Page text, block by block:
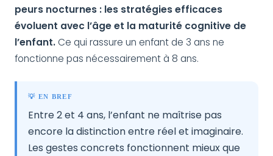
peurs nocturnes : les stratégies efficaces
évoluent avec l’âge et la maturité cognitive de
l’enfant.Ce qui rassure un enfant de 3 ans ne
fonctionne pas nécessairement à 8 ans.
💡 EN BREF
Entre 2 et 4 ans, l’enfant ne maîtrise pas
encore la distinction entre réel et imaginaire.
Les gestes concrets fonctionnent mieux que